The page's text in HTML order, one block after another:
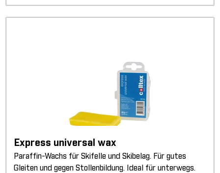
Express universal wax
Paraffin-Wachs für Skifelle und Skibelag. Für gutes
Gleiten und gegen Stollenbildung. Ideal für unterwegs.